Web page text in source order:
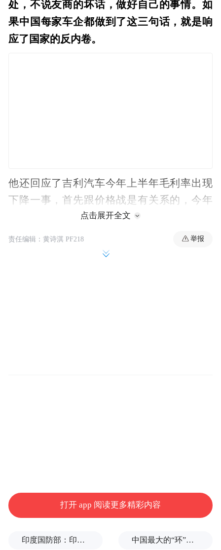
处，不说友商的坏话，做好自己的事情。如
果中国每家车企都做到了这三句话，就是响
应了国家的反内卷。
他还回应了吉利汽车今年上半年毛利率出现
下降一事，首先跟价格战是有关系的，今年
上半年几次全面性的降价，给各个车企带来
了压力；吉利今年的高价值车型也主要集中
频)为凤凰网旗下自媒体平台“大风号”用户上传并发
布，本平台仅提供信息存储空间服务。
by the user of Dafeng Hao, which is a social media
点击展开全文
责任编辑：黄诗淇 PF218 举报
打开 app 阅读更多精彩内容
印度国防部：印度成功试射“烈火-4”中程弹道导弹，可携带常规弹头和核弹头 中国最大的“环”，要来了